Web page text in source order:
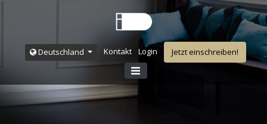
Deutschland Kontakt Login Jetzt einschreiben!